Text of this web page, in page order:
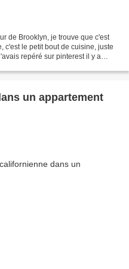
de Brooklyn, je trouve que c'est
c'est le petit bout de cuisine, juste
repéré sur pinterest il y a
un appartement